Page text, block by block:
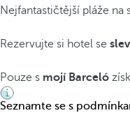
Nejfantastičtější pláže na
Rezervujte si hotel se
Pouze s mojí Barceló
Seznamte se s